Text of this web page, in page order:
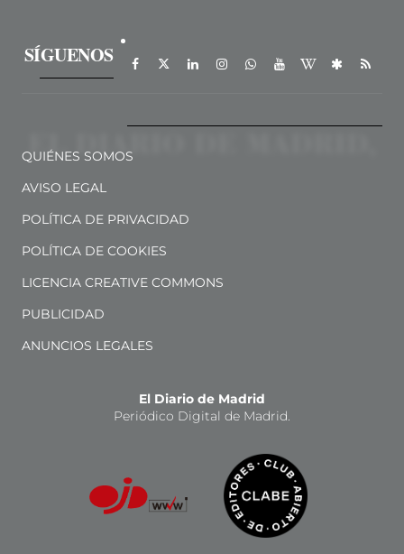
SÍGUENOS
QUIÉNES SOMOS
AVISO LEGAL
POLÍTICA DE PRIVACIDAD
POLÍTICA DE COOKIES
LICENCIA CREATIVE COMMONS
PUBLICIDAD
ANUNCIOS LEGALES
El Diario de Madrid
Periódico Digital de Madrid.